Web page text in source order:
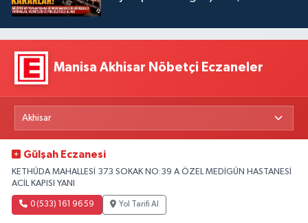
Manisa Akhisar Nöbetçi Eczaneler
Gülşah Eczanesi
KETHÜDA MAHALLESİ 373 SOKAK NO:39 A ÖZEL MEDİGÜN HASTANESİ
ACİL KAPISI YANI
0 (533) 161 96 59 Yol Tarifi Al